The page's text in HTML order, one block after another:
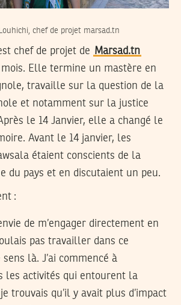
chef de projet marsad.tn
chef de projet de Marsad.tn
Elle termine un mastère en
travaille sur la question de la
et notamment sur la justice
le 14 Janvier, elle a changé le
Avant le 14 janvier, les
étaient conscients de la
du pays et en discutaient un peu.
:
de m’engager directement en
pas travailler dans ce
là. J’ai commencé à
les activités qui entourent la
trouvais qu’il y avait plus d’impact